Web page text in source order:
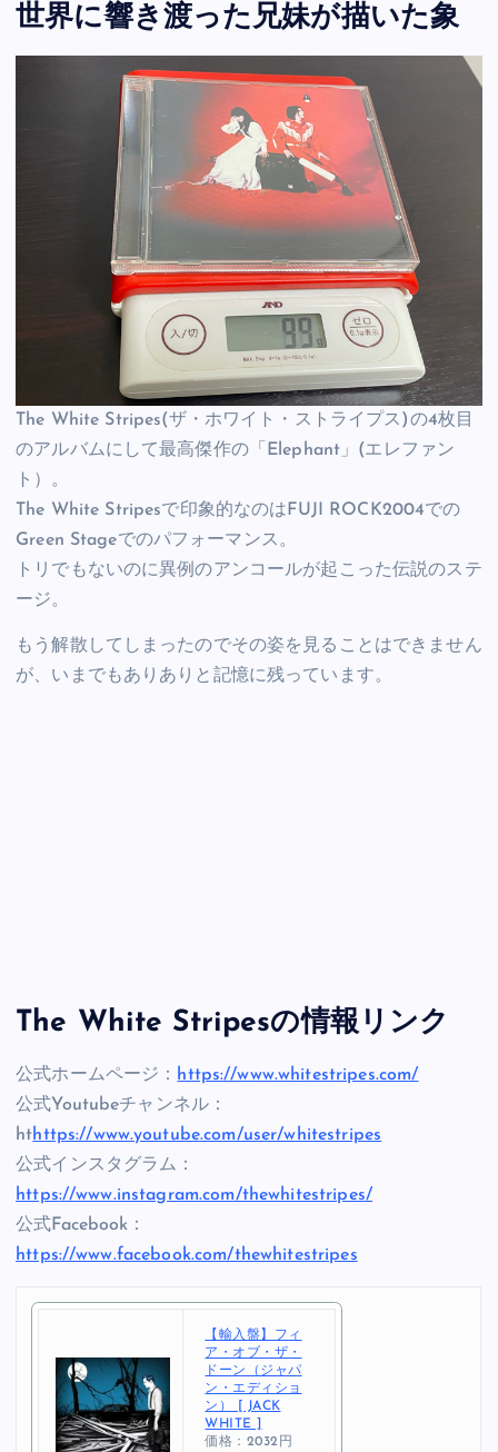
世界に響き渡った兄妹が描いた象
The White Stripes(ザ・ホワイト・ストライプス)の4枚目
のアルバムにして最高傑作の「Elephant」(エレファン
ト）。
The White Stripesで印象的なのはFUJI ROCK2004での
Green Stageでのパフォーマンス。
トリでもないのに異例のアンコールが起こった伝説のステ
ージ。
もう解散してしまったのでその姿を見ることはできません
が、いまでもありありと記憶に残っています。
The White Stripesの情報リンク
公式ホームページ： https://www.whitestripes.com/
公式Youtubeチャンネル：
hthttps://www.youtube.com/user/whitestripes
公式インスタグラム：
https://www.instagram.com/thewhitestripes/
公式Facebook：
https://www.facebook.com/thewhitestripes
【輸入盤】フィ
ア・オブ・ザ・
ドーン（ジャパ
ン・エディショ
ン） [ JACK
WHITE ]
価格：2032円